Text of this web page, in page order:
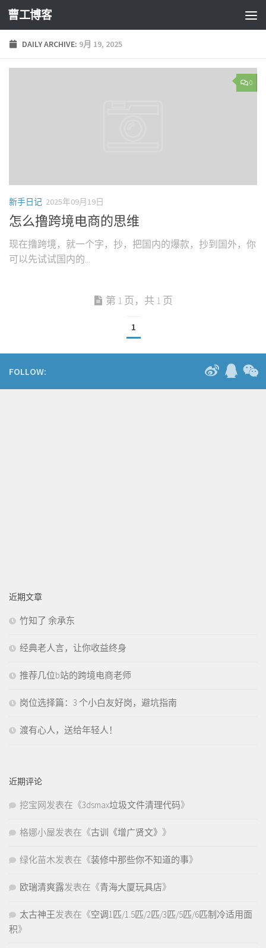
曹工博客
DAILY ARCHIVE: 9月 19, 2025
0
新手日记 2025年09月19日
怎么撸跨境电商的思维
现在撸跨境，就一个字，抄，把国内的爆款，抄到国外，你
可以先试试国内的...
第 1 页，共 1 页
1
FOLLOW:
近期文章
竹知了 余承东
经典老人言，让你收益终身
推荐几位b站的跨境电商老师
岗位选择篇：3 个小白友好岗，避坑指南
渡有心人，送给年轻人！
近期评论
挖宝网发表在《3dsmax垃圾文件清理代码》
格娜小屋发表在《古训《增广贤文》 》
绿化苗木发表在《装修中那些你不知道的事》
欧瑞清爽露发表在《青海大厦玩具店》
太古神王发表在《空调1匹/1.5匹/2匹/3匹/5匹/6匹制冷适用面
积》